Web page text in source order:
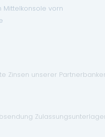
Mittelkonsole vorn
unserer